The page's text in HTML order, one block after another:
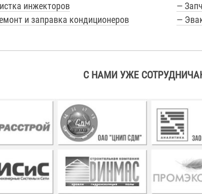
инжекторов
и заправка кондиционеров
—
—
С НАМИ УЖЕ